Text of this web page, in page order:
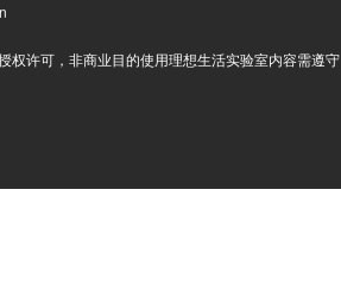
权许可，非商业目的使用理想生活实验室内容需遵守